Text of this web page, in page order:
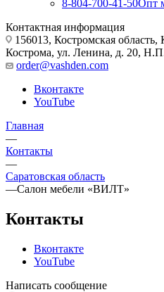
8-804-700-41-50Опт
Контактная информация
156013, Костромская область,
Кострома, ул. Ленина, д. 20,
order@vashden.com
Вконтакте
YouTube
Главная
—
Контакты
—
Саратовская область
—Салон мебели «ВИЛТ»
Контакты
Вконтакте
YouTube
Написать сообщение